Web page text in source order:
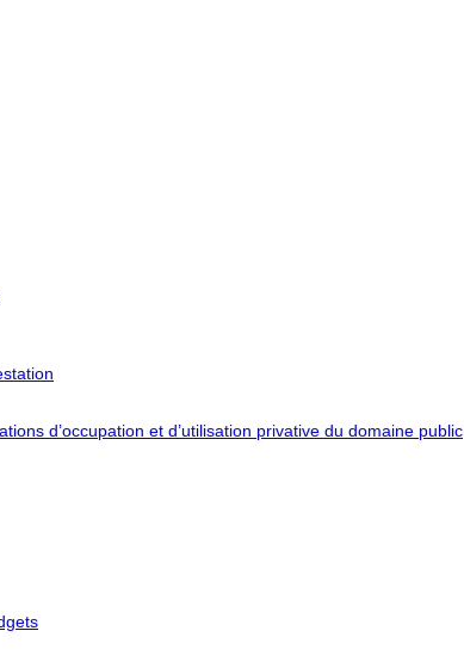
d’occupation et d’utilisation privative du domaine public